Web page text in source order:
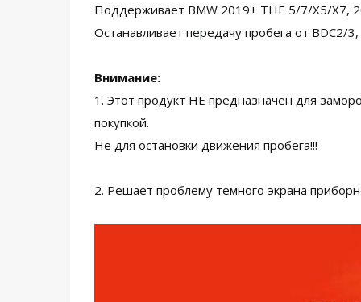
Поддерживает BMW 2019+ THE 5/7/X5/X7,
Останавливает передачу пробега от BDC2/
Внимание:
1. Этот продукт НЕ предназначен для
покупкой.
Не для остановки движения пробега!!!
2. Решает проблему темного экрана